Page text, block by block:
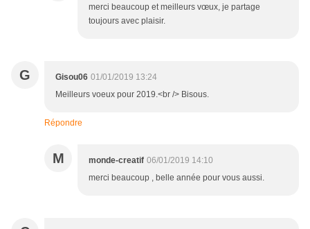
merci beaucoup et meilleurs vœux, je partage
toujours avec plaisir.
G Gisou06 01/01/2019 13:24
Meilleurs voeux pour 2019.<br /> Bisous.
Répondre
M monde-creatif 06/01/2019 14:10
merci beaucoup , belle année pour vous aussi.